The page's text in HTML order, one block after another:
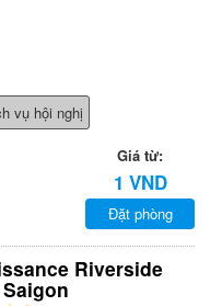
vụ hội nghị
Giá từ:
1 VND
Đặt phòng
Riverside